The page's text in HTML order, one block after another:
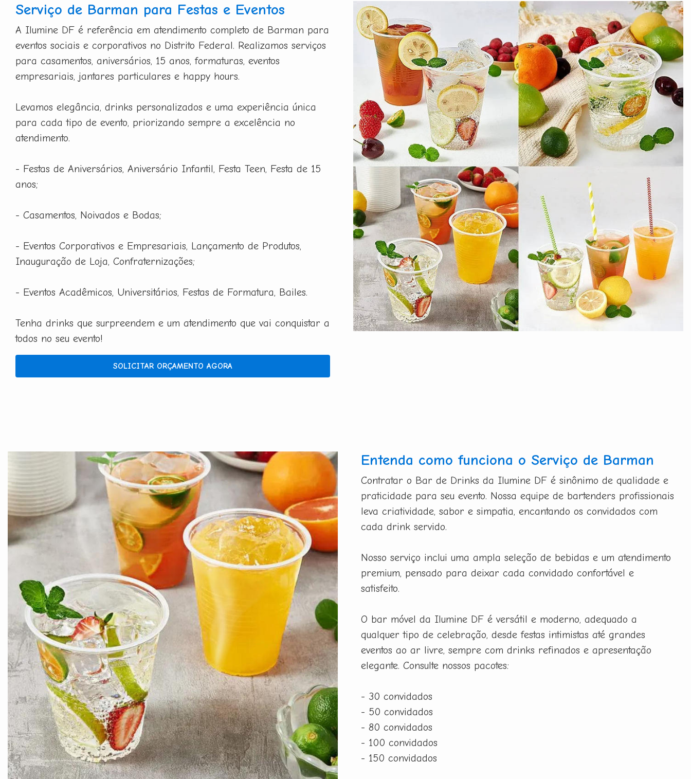
Serviço de Barman para Festas e Eventos
A Ilumine DF é referência em atendimento completo de Barman para
eventos sociais e corporativos no Distrito Federal. Realizamos serviços
para casamentos, aniversários, 15 anos, formaturas, eventos
empresariais, jantares particulares e happy hours.
Levamos elegância, drinks personalizados e uma experiência única
para cada tipo de evento, priorizando sempre a excelência no
atendimento.
- Festas de Aniversários, Aniversário Infantil, Festa Teen, Festa de 15
anos;
- Casamentos, Noivados e Bodas;
- Eventos Corporativos e Empresariais, Lançamento de Produtos,
Inauguração de Loja, Confraternizações;
- Eventos Acadêmicos, Universitários, Festas de Formatura, Bailes.
Tenha drinks que surpreendem e um atendimento que vai conquistar a
todos no seu evento!
SOLICITAR ORÇAMENTO AGORA
Entenda como funciona o Serviço de Barman
Contratar o Bar de Drinks da Ilumine DF é sinônimo de qualidade e
praticidade para seu evento. Nossa equipe de bartenders profissionais
leva criatividade, sabor e simpatia, encantando os convidados com
cada drink servido.
Nosso serviço inclui uma ampla seleção de bebidas e um atendimento
premium, pensado para deixar cada convidado confortável e
satisfeito.
O bar móvel da Ilumine DF é versátil e moderno, adequado a
qualquer tipo de celebração, desde festas intimistas até grandes
eventos ao ar livre, sempre com drinks refinados e apresentação
elegante. Consulte nossos pacotes:
- 30 convidados
- 50 convidados
- 80 convidados
- 100 convidados
- 150 convidados